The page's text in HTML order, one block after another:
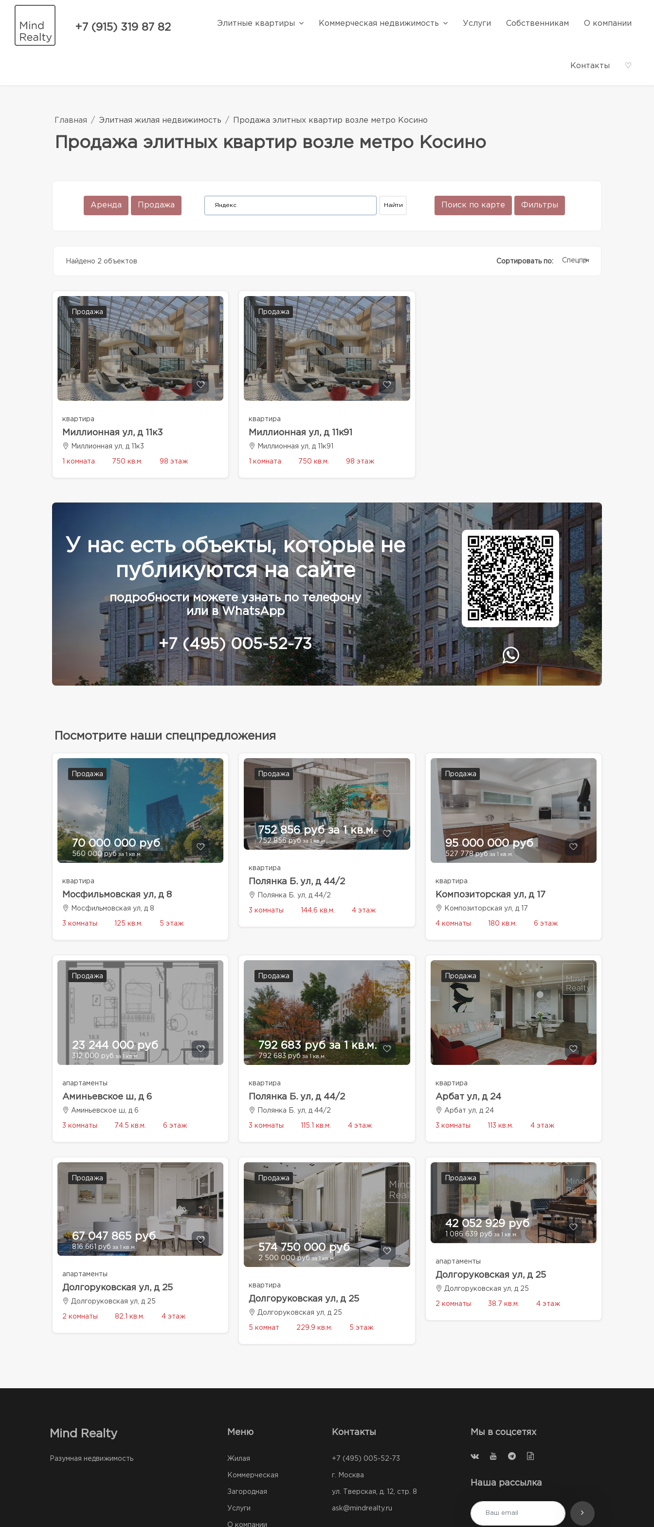
+7 (915) 319 87 82 Элитные квартиры Коммерческая недвижимость Услуги Собственникам О компании
Контакты ♡
Главная Элитная жилая недвижимость Продажа элитных квартир возле метро Косино
Продажа элитных квартир возле метро Косино
Аренда Продажа Поиск по карте Фильтры
Найдено 2 объектов Сортировать по: Спецпредолжение
Продажа
квартира
Миллионная ул, д 11к3
Миллионная ул, д 11к3
1 комната 750 кв.м. 98 этаж
Продажа
квартира
Миллионная ул, д 11к91
Миллионная ул, д 11к91
1 комната 750 кв.м. 98 этаж
У нас есть объекты, которые не
публикуются на сайте
подробности можете узнать по телефону
или в WhatsApp
+7 (495) 005-52-73
Посмотрите наши спецпредложения
Продажа
70 000 000 руб
560 000 руб за 1 кв.м.
квартира
Мосфильмовская ул, д 8
Мосфильмовская ул, д 8
3 комнаты 125 кв.м. 5 этаж
Продажа
752 856 руб за 1 кв.м.
752 856 руб за 1 кв.м.
квартира
Полянка Б. ул, д 44/2
Полянка Б. ул, д 44/2
3 комнаты 144.6 кв.м. 4 этаж
Продажа
95 000 000 руб
527 778 руб за 1 кв.м.
квартира
Композиторская ул, д 17
Композиторская ул, д 17
4 комнаты 180 кв.м. 6 этаж
Продажа
23 244 000 руб
312 000 руб за 1 кв.м.
апартаменты
Аминьевское ш, д 6
Аминьевское ш, д 6
3 комнаты 74.5 кв.м. 6 этаж
Продажа
792 683 руб за 1 кв.м.
792 683 рубза 1 кв.м.
квартира
Полянка Б. ул, д 44/2
Полянка Б. ул, д 44/2
3 комнаты 115.1 кв.м. 4 этаж
Продажа
квартира
Арбат ул, д 24
Арбат ул, д 24
3 комнаты 113 кв.м. 4 этаж
Продажа
67 047 865 руб
816 661 руб за 1 кв.м.
апартаменты
Долгоруковская ул, д 25
Долгоруковская ул, д 25
2 комнаты 82.1 кв.м. 4 этаж
Продажа
574 750 000 руб
2 500 000 рубза 1 кв.м.
квартира
Долгоруковская ул, д 25
Долгоруковская ул, д 25
5 комнат 229.9 кв.м. 5 этаж
Продажа
42 052 929 руб
1 086 639 руб за 1 кв.м.
апартаменты
Долгоруковская ул, д 25
Долгоруковская ул, д 25
2 комнаты 38.7 кв.м. 4 этаж
Mind Realty
Разумная недвижимость
Меню
Жилая
Коммерческая
Загородная
Услуги
О компании
Контакты
+7 (495) 005-52-73
г. Москва
ул. Тверская, д. 12, стр. 8
ask@mindrealty.ru
Мы в соцсетях
Наша рассылка